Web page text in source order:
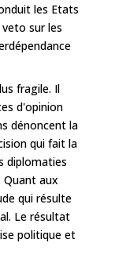
les Etats
sur les
fragile. Il
d'opinion
dénoncent la
qui fait la
diplomaties
Quant aux
qui résulte
Le résultat
politique et